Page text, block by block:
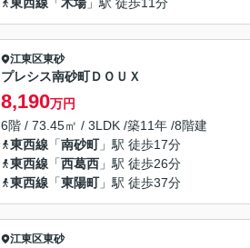
江東区東砂
プレシス南砂町ＤＯＵＸ
8,190万円
6階 / 73.45㎡ / 3LDK /築11年 /8階建
東西線 「南砂町」駅 徒歩17分
東西線 「西葛西 」駅 徒歩26分
東西線 「東陽町」駅 徒歩37分
江東区東砂